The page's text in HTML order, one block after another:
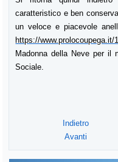
caratteristico e ben
un veloce e piacevole
https://www.prolocoupega.it/
Madonna della Neve per il
Sociale.
Indietro
Avanti